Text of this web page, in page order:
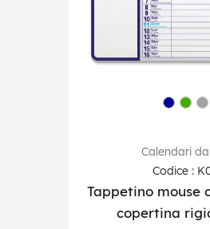
Calendari
Codice :
Tappetino mouse
copertina